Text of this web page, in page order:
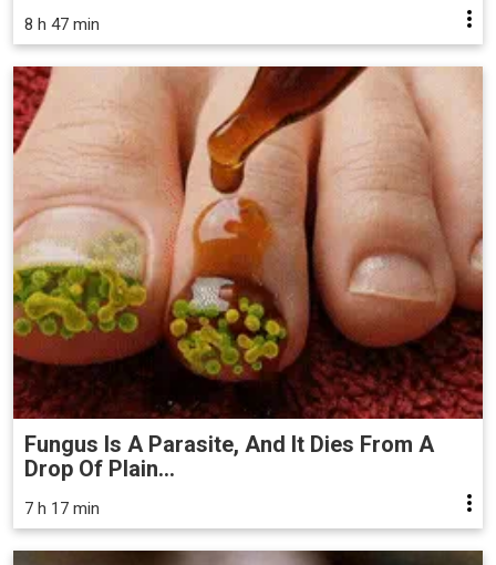
8 h 47 min
Fungus Is A Parasite, And It Dies From A
Drop Of Plain...
7 h 17 min